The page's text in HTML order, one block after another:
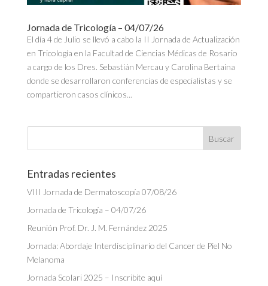
Jornada de Tricología – 04/07/26
El día 4 de Julio se llevó a cabo la II Jornada de Actualización
en Tricología en la Facultad de Ciencias Médicas de Rosario
a cargo de los Dres. Sebastián Mercau y Carolina Bertaina
donde se desarrollaron conferencias de especialistas y se
compartieron casos clínicos...
Entradas recientes
VIII Jornada de Dermatoscopía 07/08/26
Jornada de Tricología – 04/07/26
Reunión Prof. Dr. J. M. Fernández 2025
Jornada: Abordaje Interdisciplinario del Cancer de Piel No
Melanoma
Jornada Scolari 2025 – Inscribite aquí